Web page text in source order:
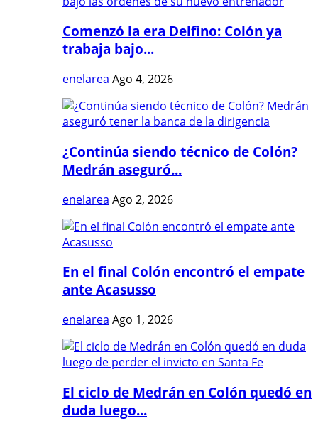
Comenzó la era Delfino: Colón ya
trabaja bajo...
enelarea Ago 4, 2026
¿Continúa siendo técnico de Colón?
Medrán aseguró...
enelarea Ago 2, 2026
En el final Colón encontró el empate
ante Acasusso
enelarea Ago 1, 2026
El ciclo de Medrán en Colón quedó en
duda luego...